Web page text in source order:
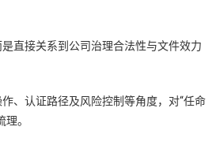
直接关系到公司治理合法性与文件效力
、认证路径及风险控制等角度，对“任命
。